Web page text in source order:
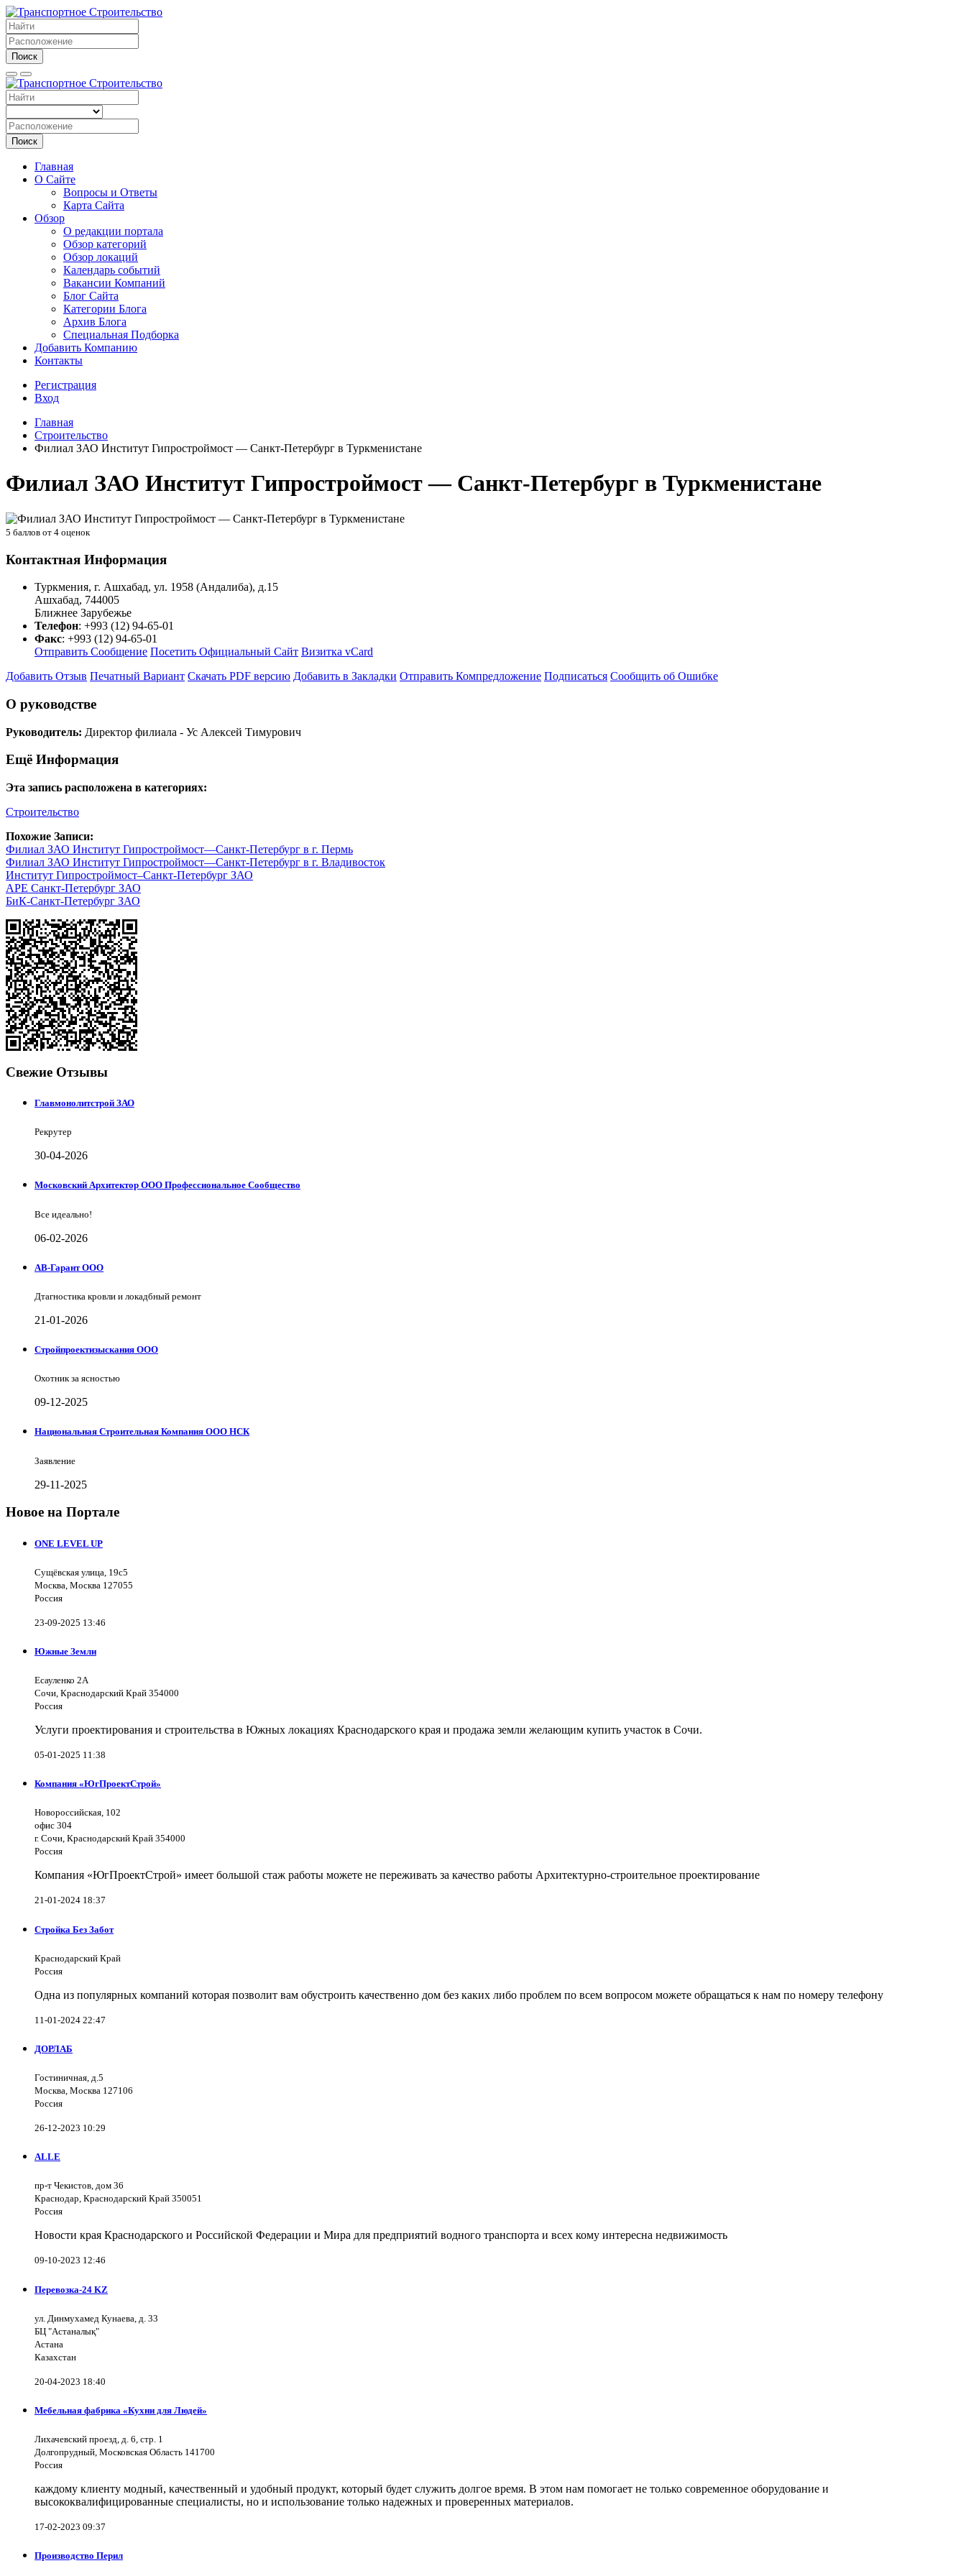
Поиск
Поиск
Главная
О Сайте
Вопросы и Ответы
Карта Сайта
Обзор
О редакции портала
Обзор категорий
Обзор локаций
Календарь событий
Вакансии Компаний
Блог Сайта
Категории Блога
Архив Блога
Специальная Подборка
Добавить Компанию
Контакты
Регистрация
Вход
Главная
Строительство
Филиал ЗАО Институт Гипростроймост — Санкт-Петербург в Туркменистане
Филиал ЗАО Институт Гипростроймост — Санкт-Петербург в Туркменистане
5 баллов от 4 оценок
Контактная Информация
Туркмения, г. Ашхабад, ул. 1958 (Андалиба), д.15
Ашхабад, 744005
Ближнее Зарубежье
Телефон: +993 (12) 94-65-01
Факс: +993 (12) 94-65-01
Отправить Сообщение Посетить Официальный Сайт Визитка vCard
Добавить Отзыв Печатный Вариант Скачать PDF версию Добавить в Закладки Отправить Компредложение Подписаться Сообщить об Ошибке
О руководстве
Руководитель: Директор филиала - Ус Алексей Тимурович
Ещё Информация
Эта запись расположена в категориях:
Строительство
Похожие Записи:
Филиал ЗАО Институт Гипростроймост—Санкт-Петербург в г. Пермь
Филиал ЗАО Институт Гипростроймост—Санкт-Петербург в г. Владивосток
Институт Гипростроймост–Санкт-Петербург ЗАО
АРЕ Санкт-Петербург ЗАО
БиК-Санкт-Петербург ЗАО
Свежие Отзывы
Главмонолитстрой ЗАО
Рекрутер
30-04-2026
Московский Архитектор ООО Профессиональное Сообщество
Все идеально!
06-02-2026
АВ-Гарант ООО
Дтагностика кровли и локадбный ремонт
21-01-2026
Стройпроектизыскания ООО
Охотник за ясностью
09-12-2025
Национальная Строительная Компания ООО НСК
Заявление
29-11-2025
Новое на Портале
ONE LEVEL UP
Сущёвская улица, 19с5
Москва, Москва 127055
Россия
23-09-2025 13:46
Южные Земли
Есауленко 2А
Сочи, Краснодарский Край 354000
Россия
Услуги проектирования и строительства в Южных локациях Краснодарского края и продажа земли желающим купить участок в Сочи.
05-01-2025 11:38
Компания «ЮгПроектСтрой»
Новороссийская, 102
офис 304
г. Сочи, Краснодарский Край 354000
Россия
Компания «ЮгПроектСтрой» имеет большой стаж работы можете не переживать за качество работы Архитектурно-строительное проектирование
21-01-2024 18:37
Стройка Без Забот
Краснодарский Край
Россия
Одна из популярных компаний которая позволит вам обустроить качественно дом без каких либо проблем по всем вопросом можете обращаться к нам по номеру телефону
11-01-2024 22:47
ДОРЛАБ
Гостиничная, д.5
Москва, Москва 127106
Россия
26-12-2023 10:29
ALLE
пр-т Чекистов, дом 36
Краснодар, Краснодарский Край 350051
Россия
Новости края Краснодарского и Российской Федерации и Мира для предприятий водного транспорта и всех кому интересна недвижимость
09-10-2023 12:46
Перевозка-24 KZ
ул. Динмухамед Кунаева, д. 33
БЦ "Астаналық"
Астана
Казахстан
20-04-2023 18:40
Мебельная фабрика «Кухни для Людей»
Лихачевский проезд, д. 6, стр. 1
Долгопрудный, Московская Область 141700
Россия
каждому клиенту модный, качественный и удобный продукт, который будет служить долгое время. В этом нам помогает не только современное оборудование и
высококвалифицированные специалисты, но и использование только надежных и проверенных материалов.
17-02-2023 09:37
Производство Перил